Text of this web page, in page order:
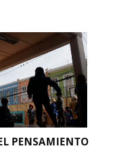
PENSAMIENTO